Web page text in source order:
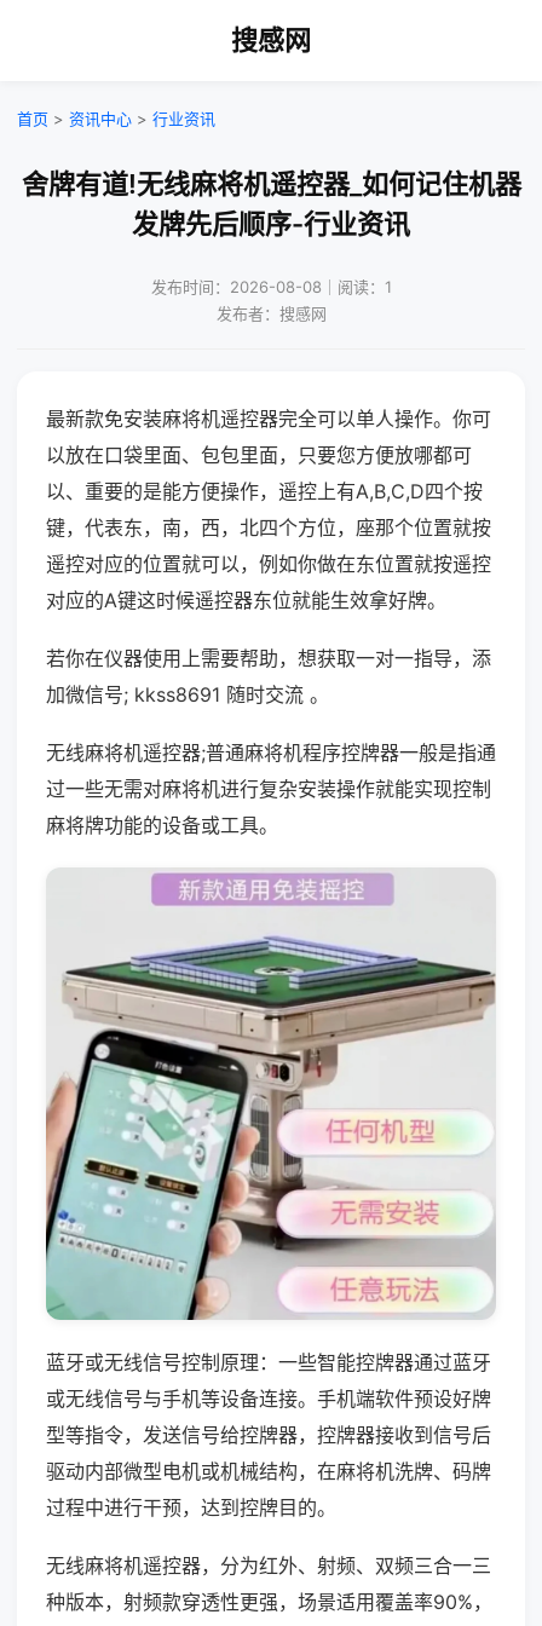
搜感网
首页 > 资讯中心 > 行业资讯
舍牌有道!无线麻将机遥控器_如何记住机器
发牌先后顺序-行业资讯
发布时间：2026-08-08｜阅读：1
发布者：搜感网
最新款免安装麻将机遥控器完全可以单人操作。你可
以放在口袋里面、包包里面，只要您方便放哪都可
以、重要的是能方便操作，遥控上有A,B,C,D四个按
键，代表东，南，西，北四个方位，座那个位置就按
遥控对应的位置就可以，例如你做在东位置就按遥控
对应的A键这时候遥控器东位就能生效拿好牌。
若你在仪器使用上需要帮助，想获取一对一指导，添
加微信号; kkss8691 随时交流 。
无线麻将机遥控器;普通麻将机程序控牌器一般是指通
过一些无需对麻将机进行复杂安装操作就能实现控制
麻将牌功能的设备或工具。
蓝牙或无线信号控制原理：一些智能控牌器通过蓝牙
或无线信号与手机等设备连接。手机端软件预设好牌
型等指令，发送信号给控牌器，控牌器接收到信号后
驱动内部微型电机或机械结构，在麻将机洗牌、码牌
过程中进行干预，达到控牌目的。
无线麻将机遥控器，分为红外、射频、双频三合一三
种版本，射频款穿透性更强，场景适用覆盖率90%，